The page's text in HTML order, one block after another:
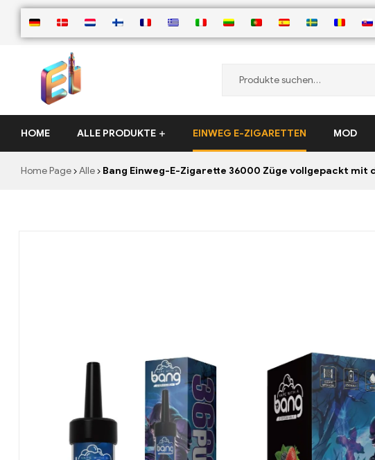
ElementVape.de
HOME ALLE PRODUKTE EINWEG E-ZIGARETTEN MOD
Home Page Alle Bang Einweg-E-Zigarette 36000 Züge vollgepackt